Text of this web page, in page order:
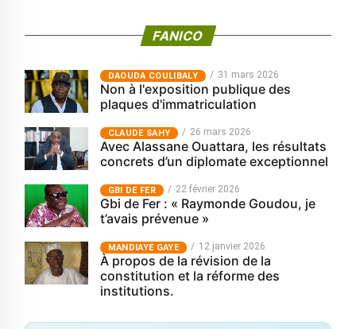
FANICO
‎DAOUDA COULIBALY 31 mars 2026
Non à l'exposition publique des
plaques d'immatriculation
CLAUDE SAHY 26 mars 2026
Avec Alassane Ouattara, les résultats
concrets d’un diplomate exceptionnel
GBI DE FER 22 février 2026
Gbi de Fer : « Raymonde Goudou, je
t’avais prévenue »
MANDIAYE GAYE 12 janvier 2026
À propos de la révision de la
constitution et la réforme des
institutions.